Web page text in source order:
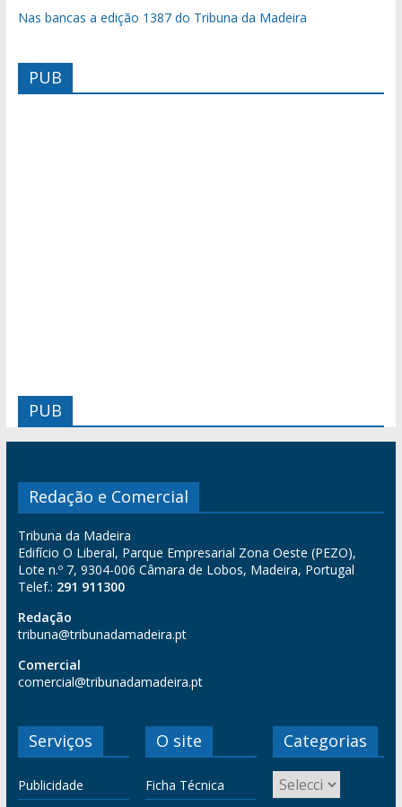
Nas bancas a edição 1387 do Tribuna da Madeira
PUB
PUB
Redação e Comercial
Tribuna da Madeira
Edifício O Liberal, Parque Empresarial Zona Oeste (PEZO),
Lote n.º 7, 9304-006 Câmara de Lobos, Madeira, Portugal
Telef.: 291 911300
Redação
tribuna@tribunadamadeira.pt
Comercial
comercial@tribunadamadeira.pt
Serviços
Publicidade
O site
Ficha Técnica
Categorias